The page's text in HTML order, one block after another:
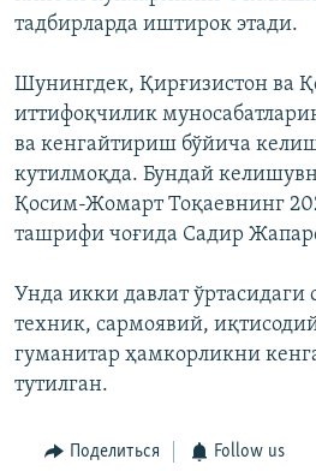
тадбирларда иштирок этади.
Шунингдек, Қирғизистон ва
иттифоқчилик
ва кенгайтириш бўйича
кутилмоқда. Бундай
Қосим-Жомарт Тоқаевнинг
ташрифи чоғида Садир
Унда икки давлат ўртасидаги
техник, сармоявий,
гуманитар ҳамкорликни
тутилган.
Поделиться Follow us